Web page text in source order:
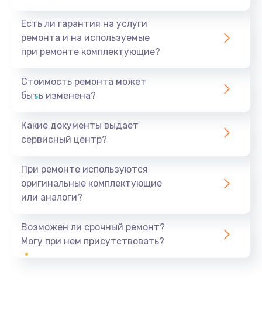
Есть ли гарантия на услуги
ремонта и на используемые
при ремонте комплектующие?
Стоимость ремонта может
быть изменена?
Какие документы выдает
сервисный центр?
При ремонте используются
оригинальные комплектующие
или аналоги?
Возможен ли срочный ремонт?
Могу при нем присутствовать?